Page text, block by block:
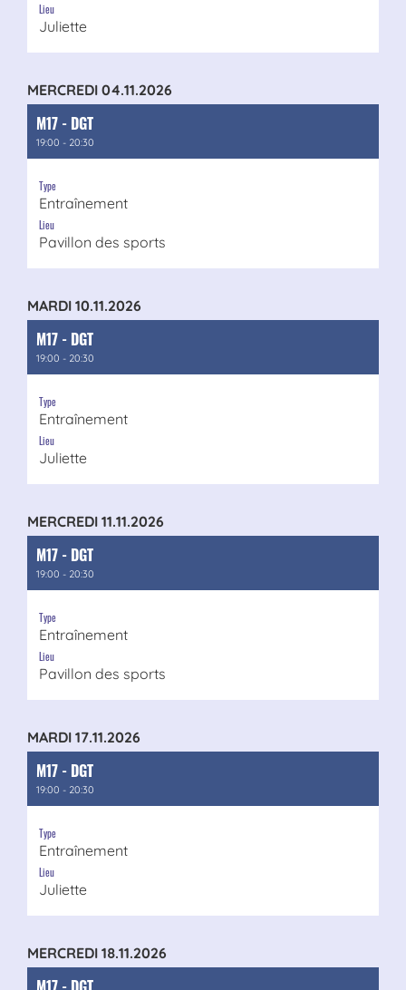
Lieu
Juliette
MERCREDI 04.11.2026
M17 - DGT
19:00 - 20:30
Type
Entraînement
Lieu
Pavillon des sports
MARDI 10.11.2026
M17 - DGT
19:00 - 20:30
Type
Entraînement
Lieu
Juliette
MERCREDI 11.11.2026
M17 - DGT
19:00 - 20:30
Type
Entraînement
Lieu
Pavillon des sports
MARDI 17.11.2026
M17 - DGT
19:00 - 20:30
Type
Entraînement
Lieu
Juliette
MERCREDI 18.11.2026